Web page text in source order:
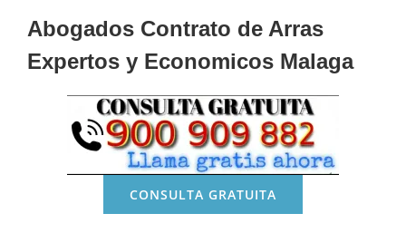
Abogados Contrato de Arras
Expertos y Economicos Malaga
CONSULTA GRATUITA